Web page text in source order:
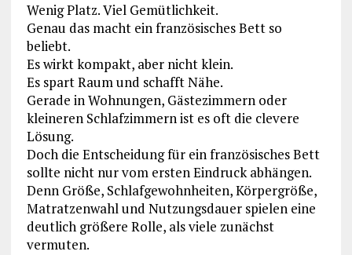
Wenig Platz. Viel Gemütlichkeit.
Genau das macht ein französisches Bett so
beliebt.
Es wirkt kompakt, aber nicht klein.
Es spart Raum und schafft Nähe.
Gerade in Wohnungen, Gästezimmern oder
kleineren Schlafzimmern ist es oft die clevere
Lösung.
Doch die Entscheidung für ein französisches Bett
sollte nicht nur vom ersten Eindruck abhängen.
Denn Größe, Schlafgewohnheiten, Körpergröße,
Matratzenwahl und Nutzungsdauer spielen eine
deutlich größere Rolle, als viele zunächst
vermuten.